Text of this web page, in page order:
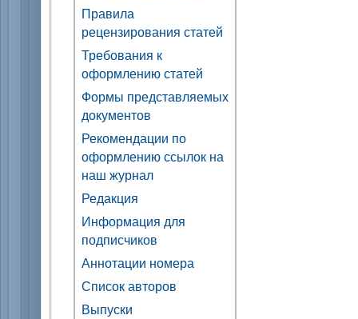
Правила
рецензирования статей
Требования к
оформлению статей
Формы представляемых
документов
Рекомендации по
оформлению ссылок на
наш журнал
Редакция
Информация для
подписчиков
Аннотации номера
Список авторов
Выпуски